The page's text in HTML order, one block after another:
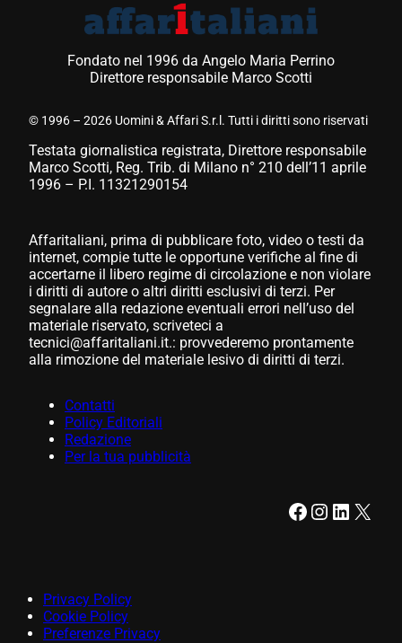
Fondato nel 1996 da Angelo Maria Perrino
Direttore responsabile Marco Scotti
© 1996 – 2026 Uomini & Affari S.r.l. Tutti i diritti sono riservati
Testata giornalistica registrata, Direttore responsabile
Marco Scotti, Reg. Trib. di Milano n° 210 dell’11 aprile
1996 – P.I. 11321290154
Affaritaliani, prima di pubblicare foto, video o testi da
internet, compie tutte le opportune verifiche al fine di
accertarne il libero regime di circolazione e non violare
i diritti di autore o altri diritti esclusivi di terzi. Per
segnalare alla redazione eventuali errori nell’uso del
materiale riservato, scriveteci a
tecnici@affaritaliani.it.: provvederemo prontamente
alla rimozione del materiale lesivo di diritti di terzi.
Contatti
Policy Editoriali
Redazione
Per la tua pubblicità
Facebook Instagram LinkedIn X
Privacy Policy
Cookie Policy
Preferenze Privacy